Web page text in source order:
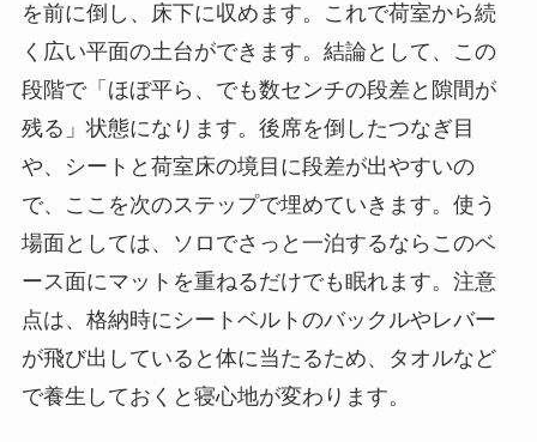
を前に倒し、床下に収めます。これで荷室から続
く広い平面の土台ができます。結論として、この
段階で「ほぼ平ら、でも数センチの段差と隙間が
残る」状態になります。後席を倒したつなぎ目
や、シートと荷室床の境目に段差が出やすいの
で、ここを次のステップで埋めていきます。使う
場面としては、ソロでさっと一泊するならこのベ
ース面にマットを重ねるだけでも眠れます。注意
点は、格納時にシートベルトのバックルやレバー
が飛び出していると体に当たるため、タオルなど
で養生しておくと寝心地が変わります。